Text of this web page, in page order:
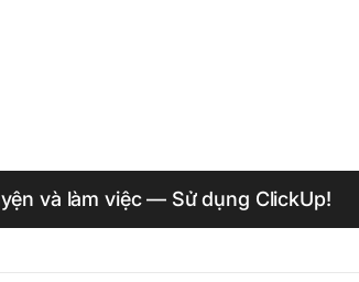
và làm việc — Sử dụng ClickUp!